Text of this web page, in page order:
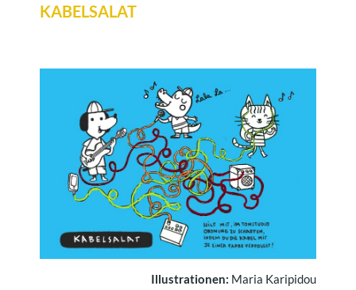
KABELSALAT
Illustrationen: Maria Karipidou